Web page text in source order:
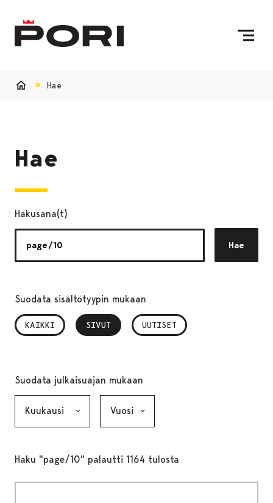
Hae
Hae
Hakusana(t)
Hae
Suodata sisältötyypin mukaan
KAIKKI SIVUT
, VALITTU UUTISET
Suodata julkaisuajan mukaan
Haku "page/10" palautti 1164 tulosta